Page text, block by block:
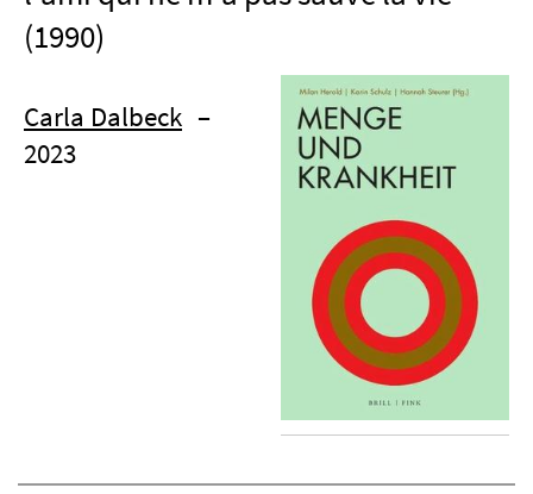
(1990)
Carla Dalbeck –
2023